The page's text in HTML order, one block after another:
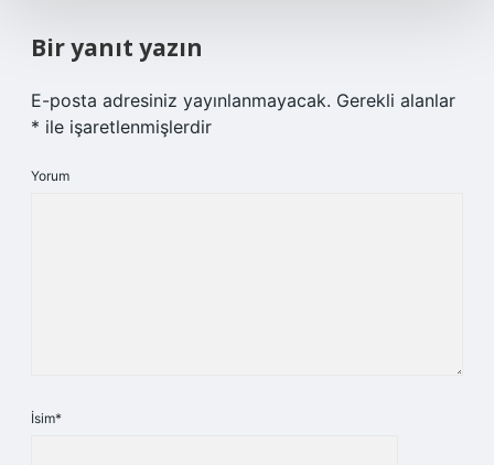
Bir yanıt yazın
E-posta adresiniz yayınlanmayacak. Gerekli alanlar
* ile işaretlenmişlerdir
Yorum
İsim*